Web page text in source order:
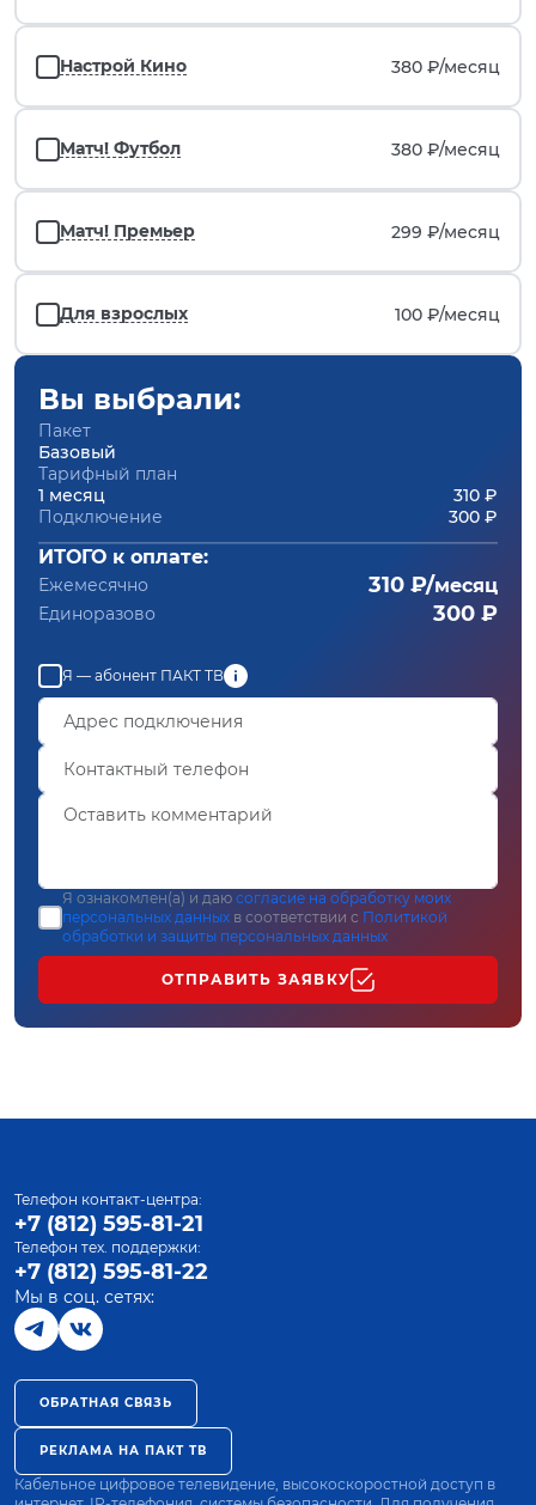
Настрой Кино 380 ₽/месяц
Матч! Футбол 380 ₽/месяц
Матч! Премьер 299 ₽/месяц
Для взрослых 100 ₽/месяц
Вы выбрали:
Пакет
Базовый
Тарифный план
1 месяц
310 ₽
Подключение
300 ₽
ИТОГО к оплате:
Ежемесячно 310 ₽/месяц
Единоразово 300 ₽
Я — абонент ПАКТ ТВ
Я ознакомлен(а) и даю согласие на обработку моих
персональных данных в соответствии с Политикой
обработки и защиты персональных данных
ОТПРАВИТЬ ЗАЯВКУ
Телефон контакт-центра:
+7 (812) 595-81-21
Телефон тех. поддержки:
+7 (812) 595-81-22
Мы в соц. сетях:
ОБРАТНАЯ СВЯЗЬ
РЕКЛАМА НА ПАКТ ТВ
Кабельное цифровое телевидение, высокоскоростной доступ в